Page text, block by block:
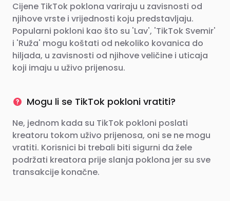
Cijene TikTok poklona variraju u zavisnosti od
njihove vrste i vrijednosti koju predstavljaju.
Popularni pokloni kao što su 'Lav', 'TikTok Svemir'
i 'Ruža' mogu koštati od nekoliko kovanica do
hiljada, u zavisnosti od njihove veličine i uticaja
koji imaju u uživo prijenosu.
Mogu li se TikTok pokloni vratiti?
Ne, jednom kada su TikTok pokloni poslati
kreatoru tokom uživo prijenosa, oni se ne mogu
vratiti. Korisnici bi trebali biti sigurni da žele
podržati kreatora prije slanja poklona jer su sve
transakcije konačne.